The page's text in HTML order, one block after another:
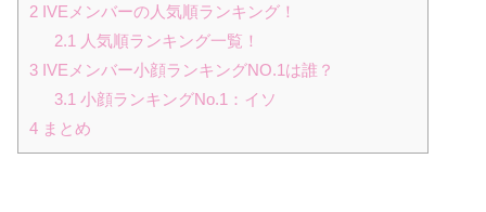
2 IVEメンバーの人気順ランキング！
2.1
人気順ランキング一覧！
3 IVEメンバー小顔ランキングNO.1は誰？
3.1 小顔ランキングNo.1：イソ
4 まとめ